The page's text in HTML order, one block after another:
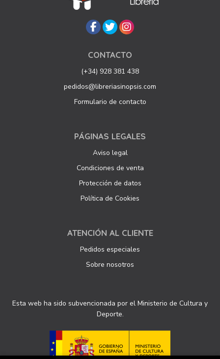
CONTACTO
(+34) 928 381 438
pedidos@libreriasinopsis.com
Formulario de contacto
PÁGINAS LEGALES
Aviso legal
Condiciones de venta
Protección de datos
Política de Cookies
ATENCIÓN AL CLIENTE
Pedidos especiales
Sobre nosotros
Esta web ha sido subvencionada por el Ministerio de Cultura y
Deporte.